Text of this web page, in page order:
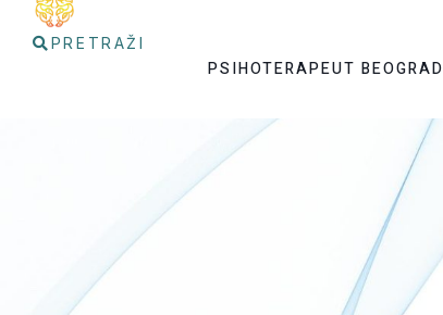
PRETRAŽI
PSIHOTERAPEUT BEOGRAD